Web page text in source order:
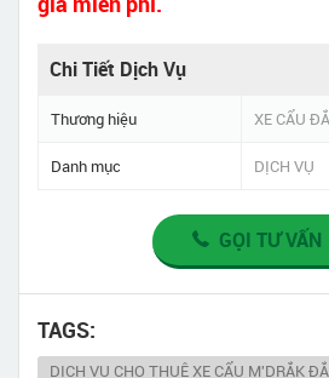
Chi Tiết Dịch Vụ
Thương hiệu XE CẨU
Danh mục DỊCH VỤ
GỌI TƯ VẤN
TAGS:
DỊCH VỤ CHO THUÊ XE CẨU M'DRẮK